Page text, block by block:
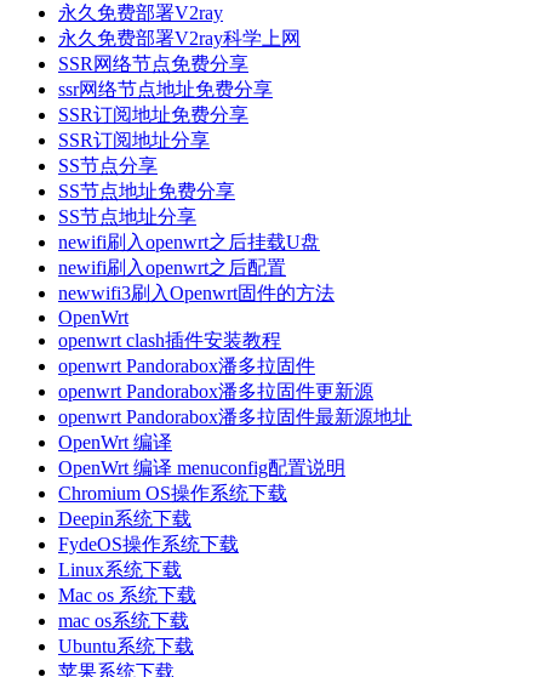
永久免费部署V2ray
永久免费部署V2ray科学上网
SSR网络节点免费分享
ssr网络节点地址免费分享
SSR订阅地址免费分享
SSR订阅地址分享
SS节点分享
SS节点地址免费分享
SS节点地址分享
newifi刷入openwrt之后挂载U盘
newifi刷入openwrt之后配置
newwifi3刷入Openwrt固件的方法
OpenWrt
openwrt clash插件安装教程
openwrt Pandorabox潘多拉固件
openwrt Pandorabox潘多拉固件更新源
openwrt Pandorabox潘多拉固件最新源地址
OpenWrt 编译
OpenWrt 编译 menuconfig配置说明
Chromium OS操作系统下载
Deepin系统下载
FydeOS操作系统下载
Linux系统下载
Mac os 系统下载
mac os系统下载
Ubuntu系统下载
苹果系统下载